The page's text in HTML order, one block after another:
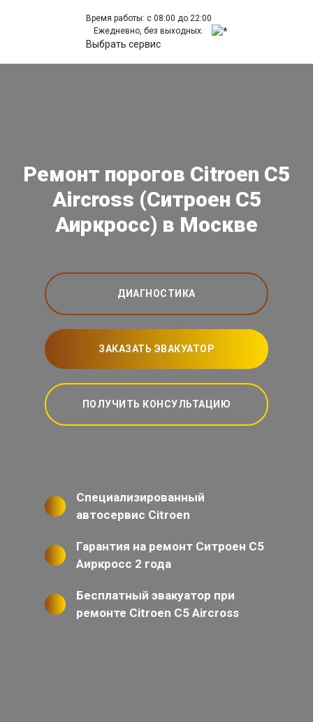
Время работы: с 08:00 до 22:00
Ежедневно, без выходных.
Выбрать сервис
Ремонт порогов Citroen C5
Aircross (Ситроен С5
Аиркросс) в Москве
ДИАГНОСТИКА
ЗАКАЗАТЬ ЭВАКУАТОР
ПОЛУЧИТЬ КОНСУЛЬТАЦИЮ
Специализированный
автосервис Citroen
Гарантия на ремонт Ситроен С5
Аиркросс 2 года
Бесплатный эвакуатор при
ремонте Citroen C5 Aircross